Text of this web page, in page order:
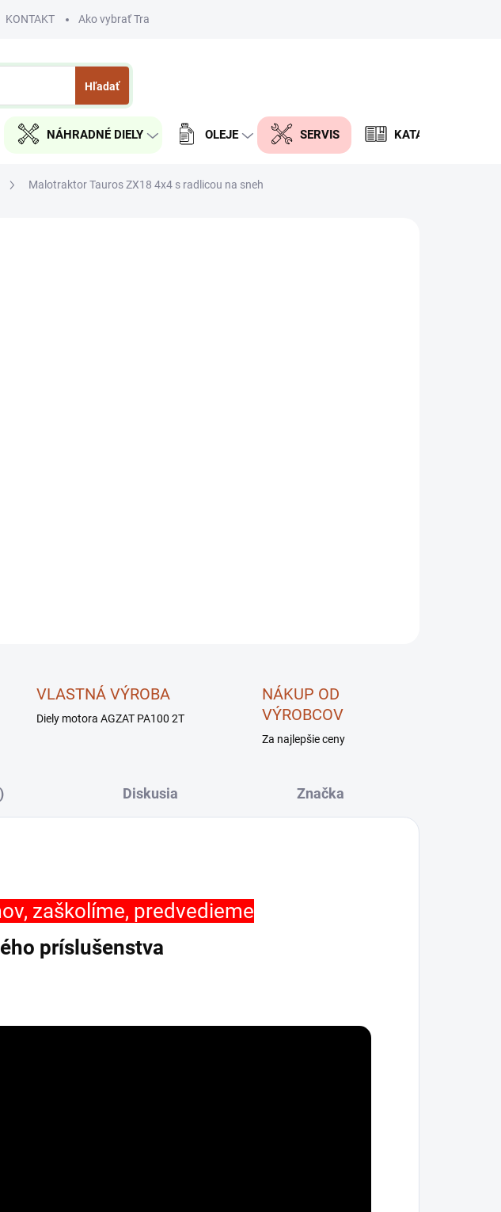
KONTAKT Ako vybrať Traktor
Hľadať
NÁHRADNÉ DIELY OLEJE SERVIS KATALÓG DIELOV
Malotraktor Tauros ZX18 4x4 s radlicou na sneh
INFORMÁCIE
VLASTNÁ VÝROBA
Diely motora AGZAT PA100 2T
NÁKUP OD
VÝROBCOV
Za najlepšie ceny
Diskusia Značka
zaškolíme, predvedieme
príslušenstva